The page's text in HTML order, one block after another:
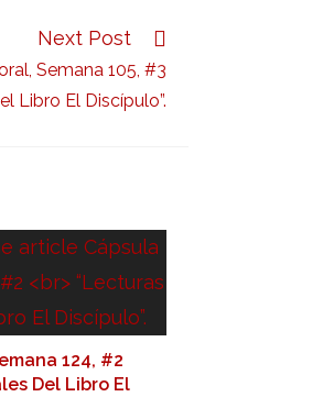
Next Post
Semana 105, #3
Libro El Discípulo”.
124, #2
Del Libro El